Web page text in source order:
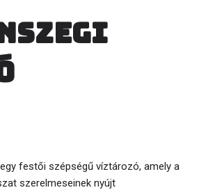
festői szépségű víztározó, amely a
szerelmeseinek nyújt